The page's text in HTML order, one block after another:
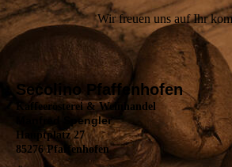
Wir freuen uns auf Ihr
Secolino Pfaffenhofen
Kaffeerösterei & Weinhandel
Manfred Spengler
Hauptplatz 27
85276 Pfaffenhofen